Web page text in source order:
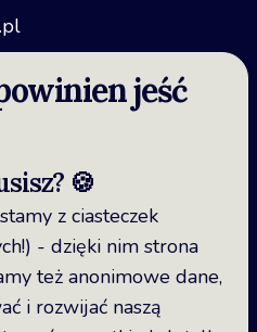
jeść
🍪
z ciasteczek
- dzięki nim strona
też anonimowe dane,
i rozwijać naszą
i plików cookies